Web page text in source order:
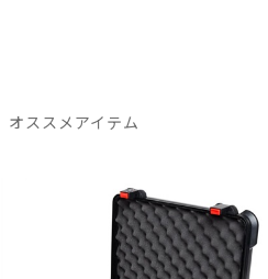
オススメアイテム